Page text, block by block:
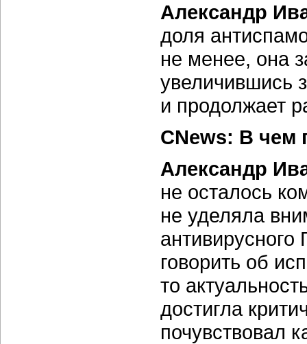
Александр
доля
не менее, она
увеличившись
и продолжает
CNews: В чем
Александр
не осталось
не уделяла
говорить об
то
достигла
почувствовал